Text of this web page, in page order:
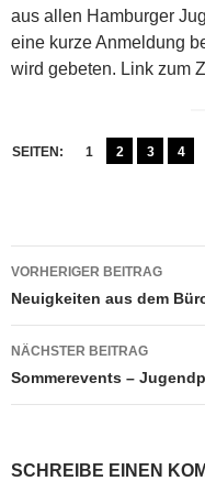
aus allen Hamburger
eine kurze Anmeldung
wird gebeten. Link zum
SEITEN: 1 2 3 4
VORHERIGER BEITRAG
Neuigkeiten aus dem
NÄCHSTER BEITRAG
Sommerevents –
SCHREIBE EINEN